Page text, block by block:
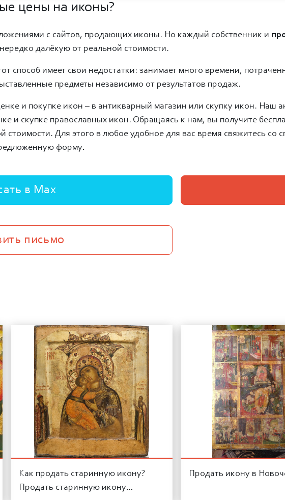
цены на иконы?
с сайтов, продающих иконы. Но каждый собственник и
далёкую от реальной стоимости.
способ имеет свои недостатки: занимает много времени,
предметы независимо от результатов продаж.
и покупке икон – в антикварный магазин или скупку икон. Наш
и скупке православных икон. Обращаясь к нам, вы получите
Для этого в любое удобное для вас время свяжитесь со
форму.
в Max
письмо
Как продать старинную икону?
Продать старинную икону…
Продать икону в